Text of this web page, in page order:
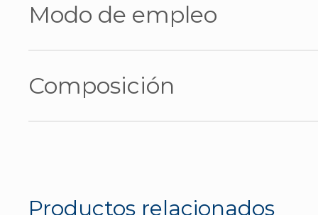
Limpia y desmaquilla respetando el
Hidrata en profundidad por su alta
Modo de empleo
con agua tibis en caso de pieles sensibles.
Composición
Productos relacionados